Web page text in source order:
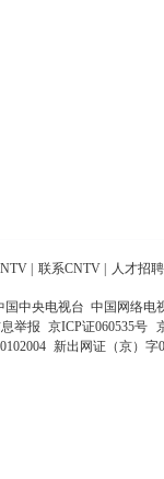
联系CNTV 人才招聘
国中央电视台 中国网络电
举报 京ICP证060535号
新出网证（京）